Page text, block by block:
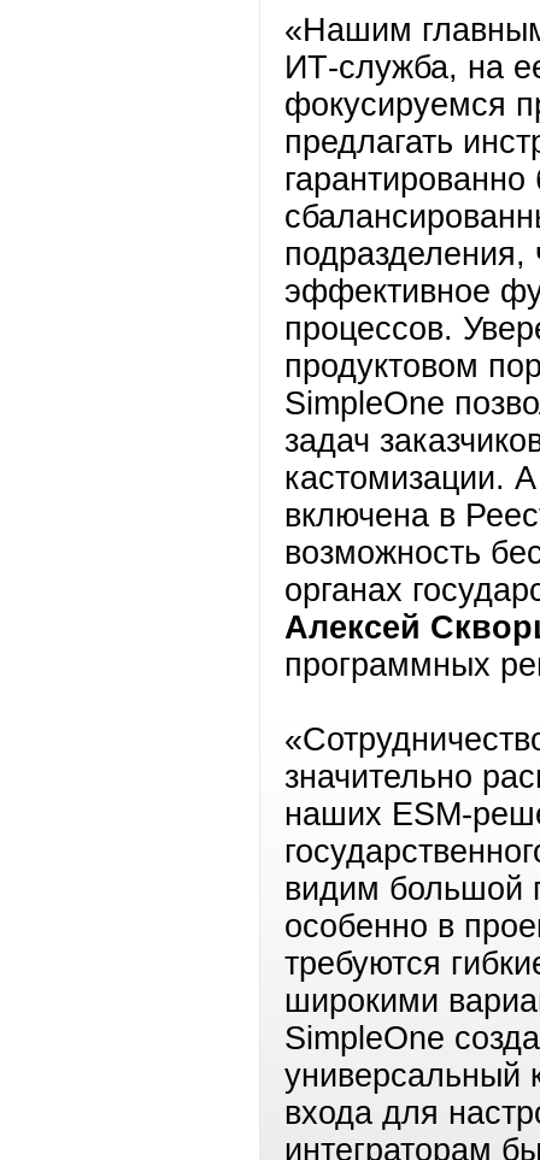
«Нашим главным
ИТ-служба, на
фокусируемся
предлагать
подразделения,
эффективное
процессов.
продуктовом
SimpleOne
задач
кастомизации.
включена в
возможность
органах
Алексей
программных
значительно
наших ESM-
видим большой
особенно в
требуются
широкими
SimpleOne
универсальный
входа для
интеграторам